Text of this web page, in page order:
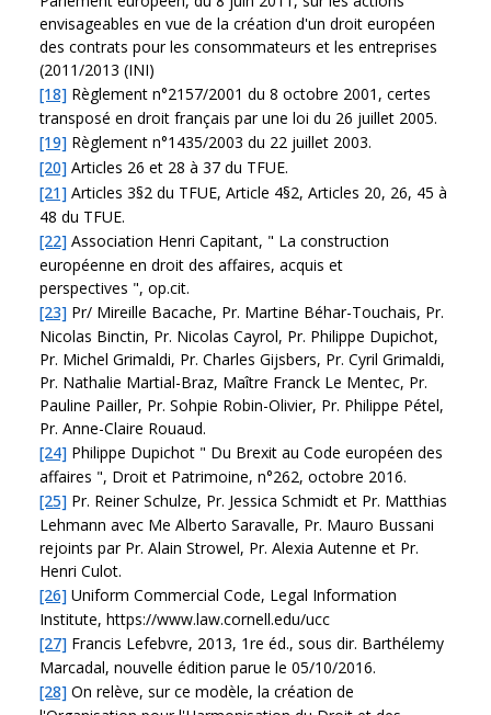
envisageables en vue de la création d'un droit européen
des contrats pour les consommateurs et les entreprises
(2011/2013 (INI)
[18] Règlement n°2157/2001 du 8 octobre 2001, certes
transposé en droit français par une loi du 26 juillet 2005.
[19] Règlement n°1435/2003 du 22 juillet 2003.
[20] Articles 26 et 28 à 37 du TFUE.
[21] Articles 3§2 du TFUE, Article 4§2, Articles 20, 26, 45 à
48 du TFUE.
[22] Association Henri Capitant, " La construction
européenne en droit des affaires, acquis et
perspectives ", op.cit.
[23] Pr/ Mireille Bacache, Pr. Martine Béhar-Touchais, Pr.
Nicolas Binctin, Pr. Nicolas Cayrol, Pr. Philippe Dupichot,
Pr. Michel Grimaldi, Pr. Charles Gijsbers, Pr. Cyril Grimaldi,
Pr. Nathalie Martial-Braz, Maître Franck Le Mentec, Pr.
Pauline Pailler, Pr. Sohpie Robin-Olivier, Pr. Philippe Pétel,
Pr. Anne-Claire Rouaud.
[24] Philippe Dupichot " Du Brexit au Code européen des
affaires ", Droit et Patrimoine, n°262, octobre 2016.
[25] Pr. Reiner Schulze, Pr. Jessica Schmidt et Pr. Matthias
Lehmann avec Me Alberto Saravalle, Pr. Mauro Bussani
rejoints par Pr. Alain Strowel, Pr. Alexia Autenne et Pr.
Henri Culot.
[26] Uniform Commercial Code, Legal Information
Institute, https://www.law.cornell.edu/ucc
[27] Francis Lefebvre, 2013, 1re éd., sous dir. Barthélemy
Marcadal, nouvelle édition parue le 05/10/2016.
[28] On relève, sur ce modèle, la création de